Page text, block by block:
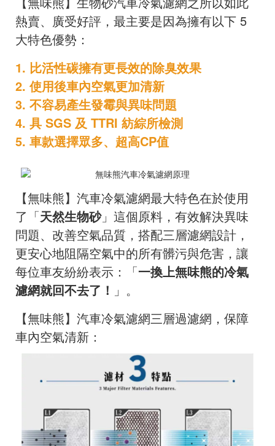
熱賣、廣受好評，最主要是因為擁有以下 5
大特色優勢：
1. 比活性碳擁有更長效的除臭效果
2. 使用後車內空氣更加清新
3. 不容易產生發霉與異味問題
4. 具 SGS 及 TTRI 紡綜所檢測
5. 車款選擇眾多、超高CP值
【無味熊】汽車冷氣濾網最大特色在於使用
了「天然生物砂」這個原料，有效解決異味
問題、改善空氣品質，搭配三層濾網設計，
更安心地阻隔空氣中的所有髒污與危害，讓
每位車友紛紛表示：「一換上無味熊的冷氣
濾網就回不去了！ 」。
【無味熊】汽車冷氣濾網三層過濾網，保障
車內空氣清新：